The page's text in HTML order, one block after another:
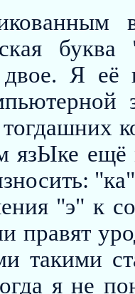
Я её
язЫке
"э" к
правят
такими
я не